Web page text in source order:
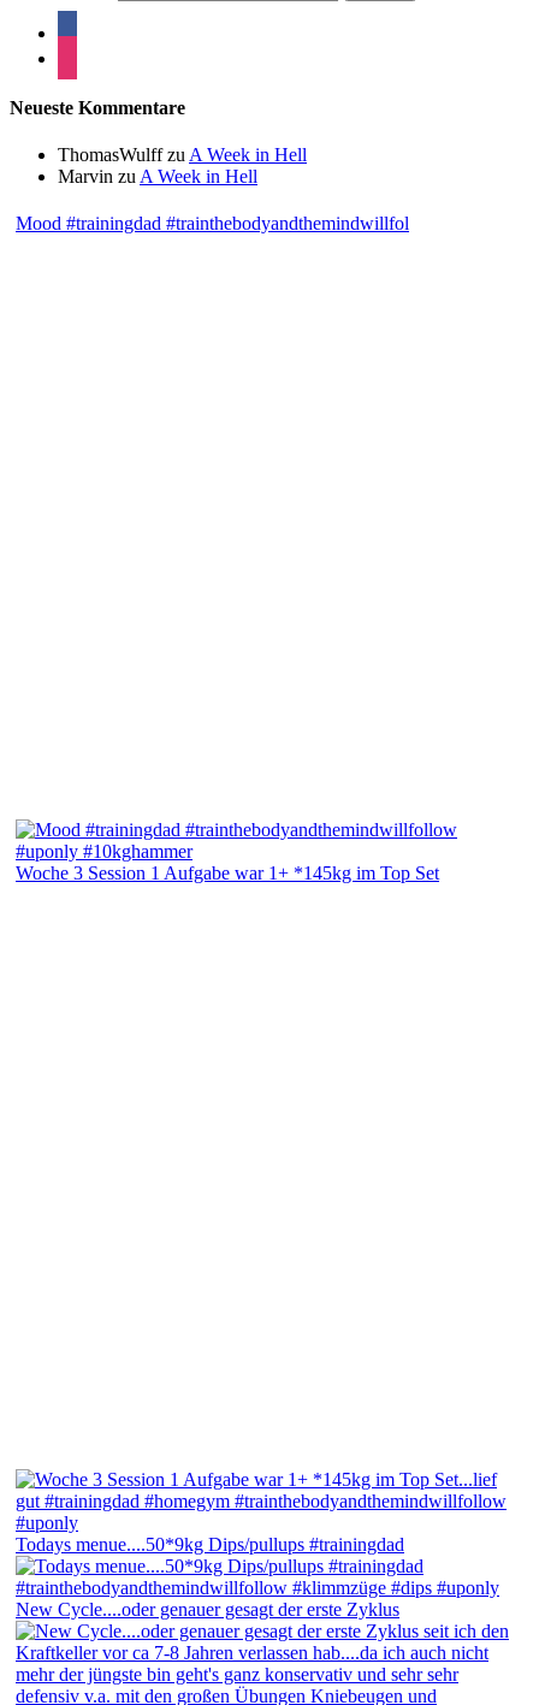
Neueste Kommentare
ThomasWulffzu A Week in Hell
Marvin zu A Week in Hell
Mood #trainingdad #trainthebodyandthemindwillfol
Woche 3 Session 1 Aufgabe war 1+ *145kg im Top Set
Todays menue....50*9kg Dips/pullups #trainingdad
New Cycle....oder genauer gesagt der erste Zyklus